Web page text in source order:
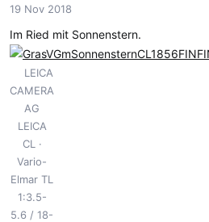
e
m
19 Nov 2018
Im Ried mit Sonnenstern.
LEICA
CAMERA
AG
LEICA
CL
Vario-
Elmar TL
1:3.5-
5.6 / 18-